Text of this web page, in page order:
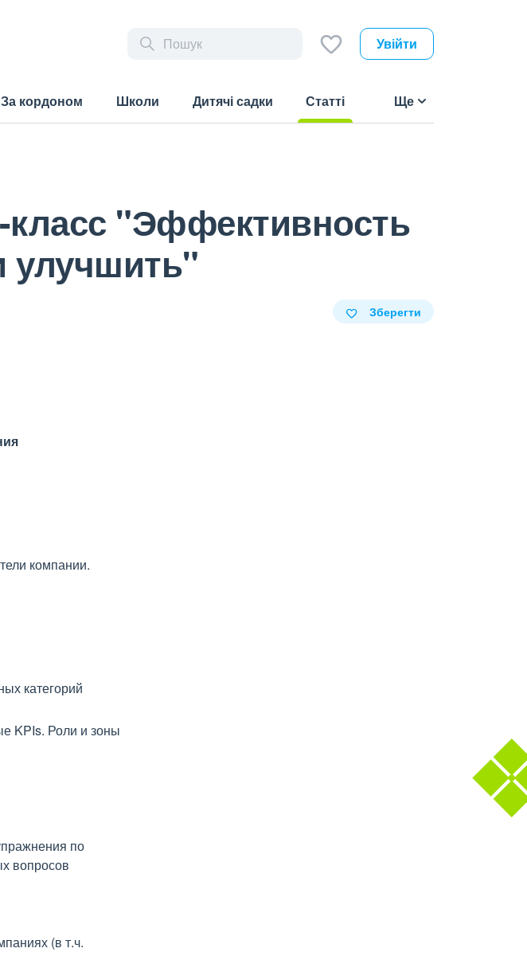
Увійти
За кордоном Школи Дитячі садки
Статті
Ще
класс "Эффективность
улучшить"
Зберегти
компании.
категорий
KPIs. Роли и зоны
по
вопросов
(в т.ч.